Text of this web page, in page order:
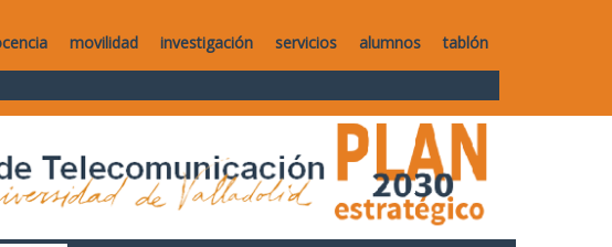
movilidad investigación servicios alumnos tablón